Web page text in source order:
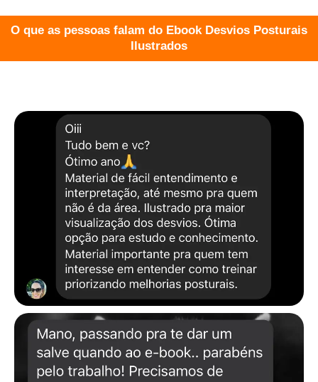
O que as pessoas falam do Ebook Desvios Posturais
Ilustrados